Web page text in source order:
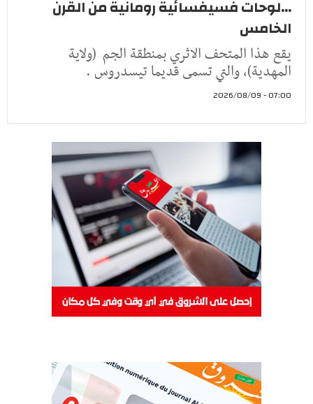
...لوحات فسيفسائية رومانية من القرن
الخامس
يقع هذا المتحف الاثري بمنطقة الجم (ولاية
المهدية)، والتي تسمى قديما تيسدروس .
07:00 - 2026/08/09